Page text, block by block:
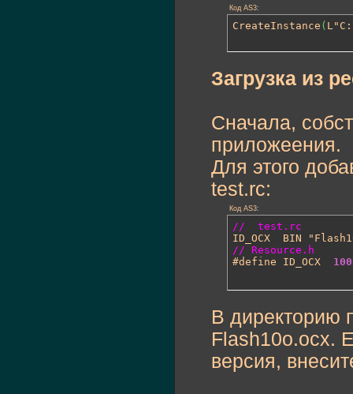
Код AS3:
CreateInstance (
Загрузка из
Сначала,
приложеения.
Для этого
test.rc:
Код AS3:
//  test.rc
// Resource.h
В директорию
Flash10o.ocx.
версия,